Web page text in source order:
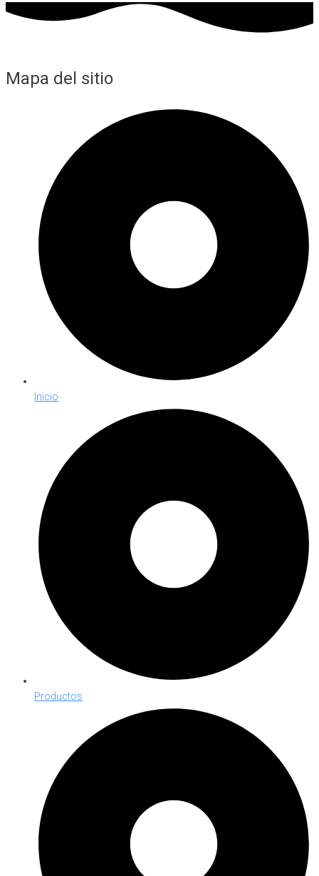
Mapa del sitio
Inicio
Productos